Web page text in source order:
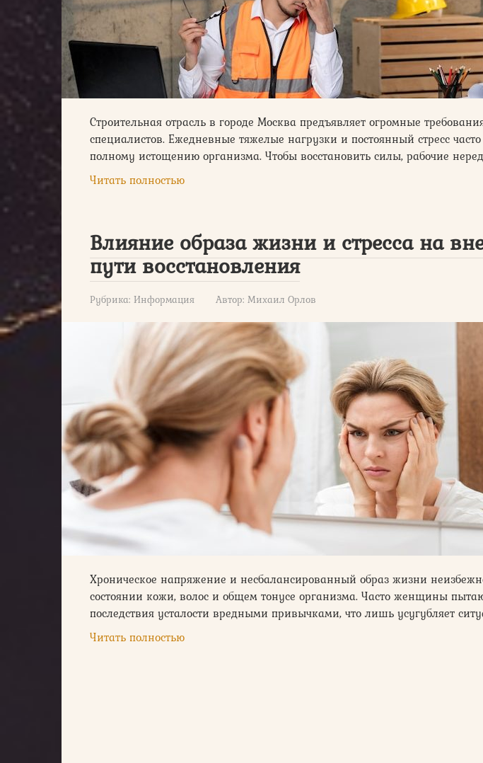
Строительная отрасль в городе Москва предъявляет огромные
специалистов. Ежедневные тяжелые нагрузки и постоянный стресс
полному истощению организма. Чтобы восстановить силы, рабочие
Читать полностью
Влияние образа жизни и стресса на
пути восстановления
Рубрика: Информация Автор: Михаил Орлов
Хроническое напряжение и несбалансированный образ жизни
состоянии кожи, волос и общем тонусе организма. Часто женщины
последствия усталости вредными привычками, что лишь усугубляет
Читать полностью